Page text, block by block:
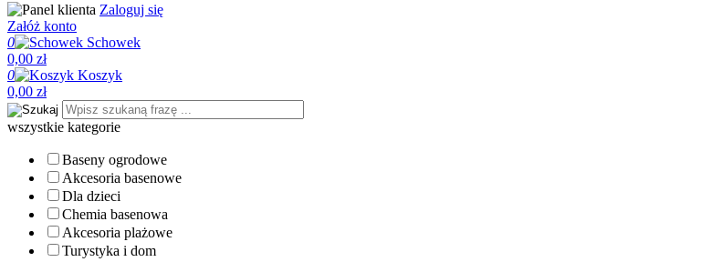
Zaloguj się
Załóż konto
0
Schowek
0,00 zł
0
Koszyk
0,00 zł
wszystkie kategorie
Baseny ogrodowe
Akcesoria basenowe
Dla dzieci
Chemia basenowa
Akcesoria plażowe
Turystyka i dom